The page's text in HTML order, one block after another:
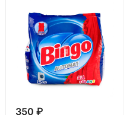
350 ₽